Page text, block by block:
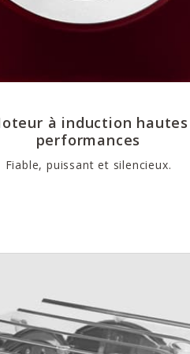
à induction hautes
performances
Fiable, puissant et silencieux.